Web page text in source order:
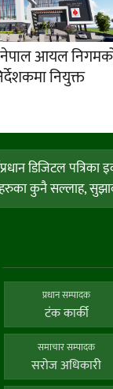
नेपाल आयल
नियुक्त
डिजिटल
कुनै सल्लाह, सुझाव
प्रधान सम्पादक
टंक कार्की
समाचार सम्पादक
सराेज अधिकारी